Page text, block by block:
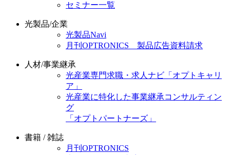
セミナー一覧
光製品/企業
光製品Navi
月刊OPTRONICS 製品広告資料請求
人材/事業継承
光産業専門求職・求人ナビ「オプトキャリ
ア」
光産業に特化した事業継承コンサルティン
グ
「オプトパートナーズ」
書籍 / 雑誌
月刊OPTRONICS